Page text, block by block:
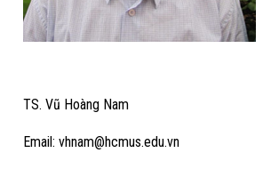
TS. Vũ Hoàng Nam
Email: vhnam@hcmus.edu.vn